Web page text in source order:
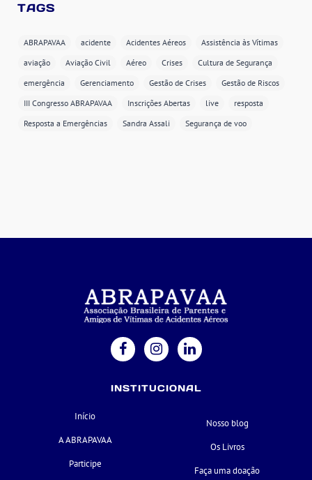
TAGS
ABRAPAVAA acidente Acidentes Aéreos
Assistência às Vítimas
aviação
Aviação Civil Aéreo Crises
Cultura de Segurança
emergência
Gerenciamento Gestão de Crises
Gestão de Riscos
III Congresso ABRAPAVAA
Inscrições Abertas live
resposta
Resposta a Emergências
Sandra Assali Segurança de voo
INSTITUCIONAL
Início
A ABRAPAVAA
Participe
Nosso blog
Os Livros
Faça uma doação